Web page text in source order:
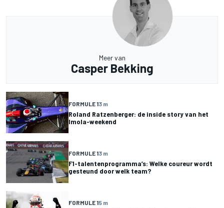
Meer van
Casper Bekking
FORMULE 13 m
Roland Ratzenberger: de inside story van het
Imola-weekend
FORMULE 13 m
F1-talentenprogramma’s: Welke coureur wordt
gesteund door welk team?
FORMULE 15 m